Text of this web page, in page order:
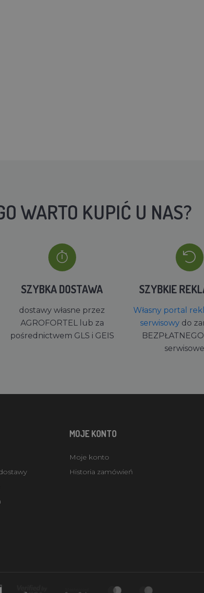
WARTO KUPIĆ U NAS?
SZYBKA DOSTAWA
dostawy własne przez
AGROFORTEL lub za
pośrednictwem GLS i GEIS
SZYBKIE
Własny portal
serwisowy do
MOJE KONTO
Moje konto
Historia zamówień